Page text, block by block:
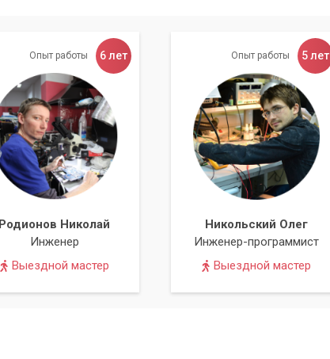
Опыт работы 6 лет
Родионов Николай
Инженер
Выездной мастер
Опыт работы 5 лет
Никольский Олег
Инженер-программист
Выездной мастер